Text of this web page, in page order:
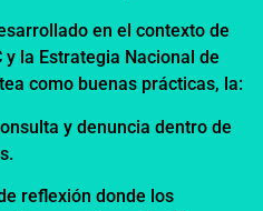
en el contexto de
la Estrategia Nacional de
como buenas prácticas, la:
y denuncia dentro de
reflexión donde los